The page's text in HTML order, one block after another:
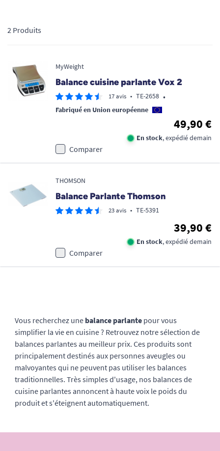
2 Produits
MyWeight
Balance cuisine parlante Vox 2
17 avis • TE-2658 •
Fabriqué en Union européenne
49,90 €
En stock, expédié demain
Comparer
THOMSON
Balance Parlante Thomson
23 avis • TE-5391
39,90 €
En stock, expédié demain
Comparer
Vous recherchez une balance parlante pour vous
simplifier la vie en cuisine ? Retrouvez notre sélection de
balances parlantes au meilleur prix. Ces produits sont
principalement destinés aux personnes aveugles ou
malvoyantes qui ne peuvent pas utiliser les balances
traditionnelles. Très simples d'usage, nos balances de
cuisine parlantes annoncent à haute voix le poids du
produit et s'éteignent automatiquement.